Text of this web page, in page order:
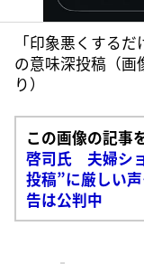
「印象悪くする
の意味深投稿（画
り）
この画像の記事
啓司氏 夫婦シ
投稿”に厳しい
告は公判中